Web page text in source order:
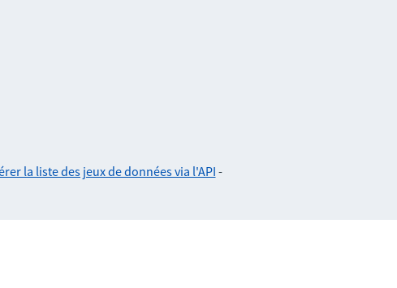
la liste des jeux de données via l'API -